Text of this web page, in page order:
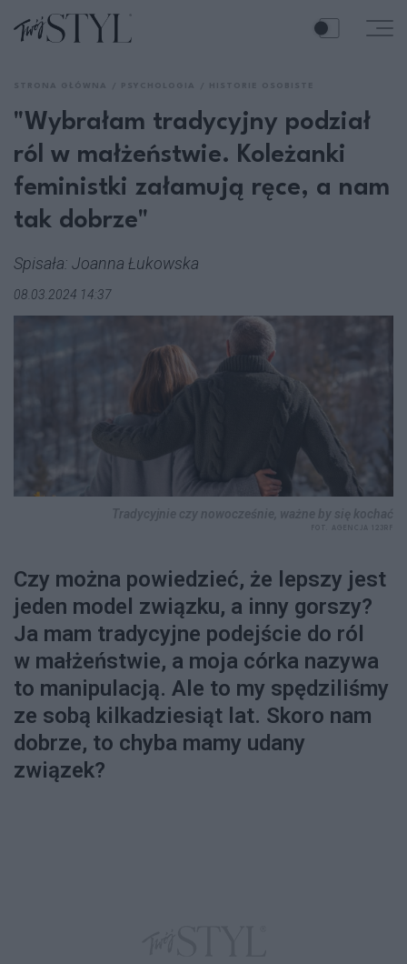
"Wybrałam tradycyjny podział
ról w małżeństwie. Koleżanki
feministki załamują ręce, a nam
tak dobrze"
Spisała: Joanna Łukowska
08.03.2024 14:37
Czy można powiedzieć, że lepszy jest
jeden model związku, a inny gorszy?
Ja mam tradycyjne podejście do ról
w małżeństwie, a moja córka nazywa
to manipulacją. Ale to my spędziliśmy
ze sobą kilkadziesiąt lat. Skoro nam
dobrze, to chyba mamy udany
związek?